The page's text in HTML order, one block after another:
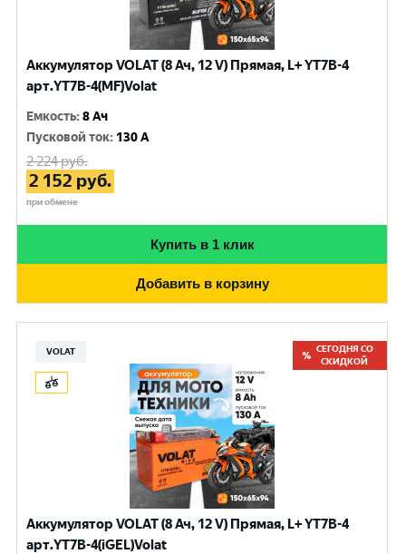
Аккумулятор VOLAT (8 Ач, 12 V) Прямая, L+ YT7B-4
арт.YT7B-4(MF)Volat
Емкость:8 Ач
Пусковой ток: 130 A
2 224руб.
2 152 руб.
при обмене
Купить в 1 клик
Добавить в корзину
VOLAT
СЕГОДНЯ СО
СКИДКОЙ
Аккумулятор VOLAT (8 Ач, 12 V) Прямая, L+ YT7B-4
арт.YT7B-4(iGEL)Volat